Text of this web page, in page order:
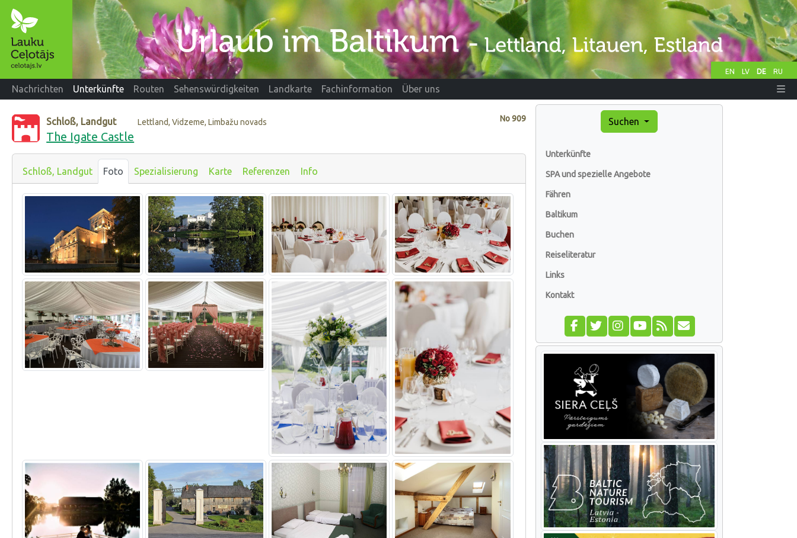
EN LV DE RU
Nachrichten Unterkünfte Routen Sehenswürdigkeiten Landkarte Fachinformation Über uns
No909
Schloß, Landgut Lettland, Vidzeme, Limbažu novads
The Igate Castle
Schloß, Landgut Foto Spezialisierung Karte Referenzen Info
Suchen
Unterkünfte
SPA und spezielle Angebote
Fähren
Baltikum
Buchen
Reiseliteratur
Links
Kontakt